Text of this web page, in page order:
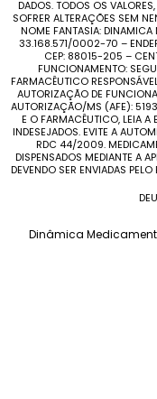
DADOS. TODOS OS
SOFRER ALTERAÇÕES SEM
NOME FANTASIA: DINAMICA
33.168.571/0002-70 –
CEP: 88015-205 –
FUNCIONAMENTO:
FARMACÊUTICO
AUTORIZAÇÃO DE
AUTORIZAÇÃO/MS (AFE):
E O FARMACÊUTICO, LEIA A
INDESEJADOS. EVITE A
RDC 44/2009.
DISPENSADOS MEDIANTE A
DEVENDO SER ENVIADAS
Dinâmica